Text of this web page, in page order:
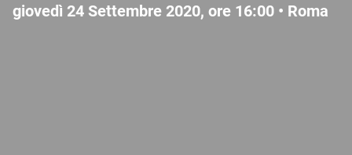
giovedì 24 Settembre 2020, ore 16:00 • Roma